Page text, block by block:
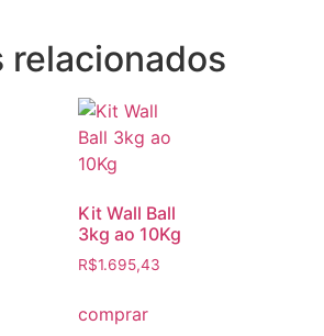
relacionados
Kit Wall Ball
3kg ao 10Kg
R$1.695,43
comprar